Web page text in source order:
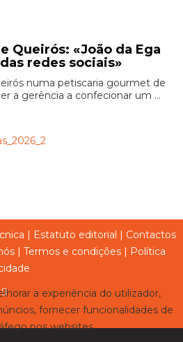
Queirós: «João da Ega
redes sociais»
numa petiscaria gourmet de
a gerência a confecionar um ...
| Estatuto editorial | Contactos
| Termos e condições | Política
a experiência do utilizador,
fornecer funcionalidades de
nos websites.